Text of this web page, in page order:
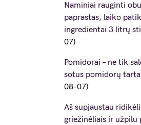
Naminiai rauginti
paprastas, laiko
ingredientai 3 litrų
07
Pomidorai – ne tik
sotus pomidorų
08-07
Aš supjaustau
griežinėliais ir užpilu